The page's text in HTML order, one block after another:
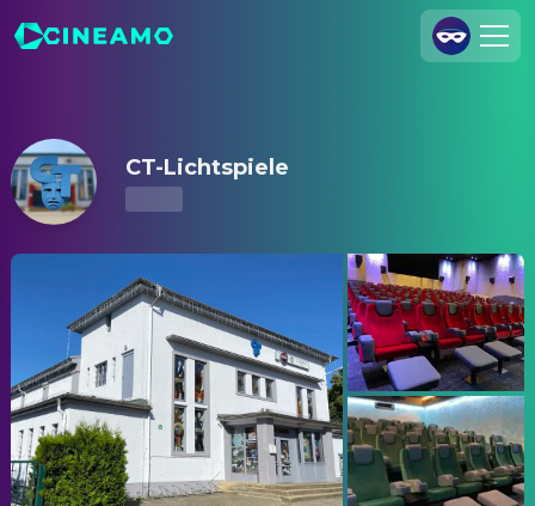
Legal Notice
Data Security
Privacy Settings
CT-Lichtspiele